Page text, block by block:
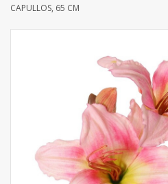
Rama de hojas / bayas
decoración
Coronas de flores
CAPULLOS, 65 CM